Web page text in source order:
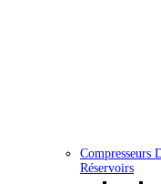
Compresseurs
Réservoirs